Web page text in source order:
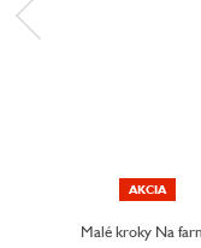
AKCIA
Malé kroky Na